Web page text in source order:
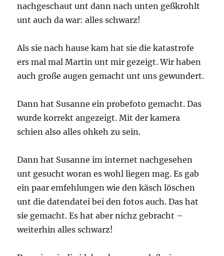
nachgeschaut unt dann nach unten geßkrohlt
unt auch da war: alles schwarz!
Als sie nach hause kam hat sie die katastrofe
ers mal mal Martin unt mir gezeigt. Wir haben
auch große augen gemacht unt uns gewundert.
Dann hat Susanne ein probefoto gemacht. Das
wurde korrekt angezeigt. Mit der kamera
schien also alles ohkeh zu sein.
Dann hat Susanne im internet nachgesehen
unt gesucht woran es wohl liegen mag. Es gab
ein paar emfehlungen wie den käsch löschen
unt die datendatei bei den fotos auch. Das hat
sie gemacht. Es hat aber nichz gebracht –
weiterhin alles schwarz!